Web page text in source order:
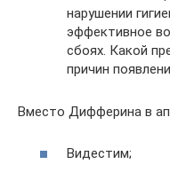
нарушении
эффективное
сбоях. Какой
причин
Вместо Дифферина в
Видестим;